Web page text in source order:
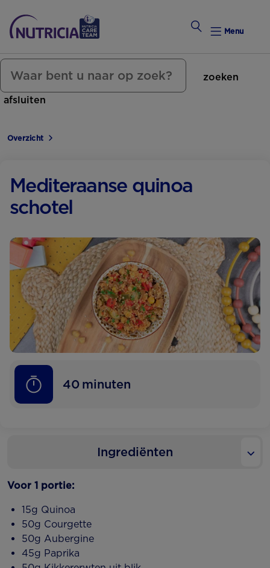
Zwanger Worden
Menu
zoeken
afsluiten
Overzicht
Mediteraanse quinoa
schotel
40 minuten
Ingrediënten
Voor 1 portie:
15g Quinoa
50g Courgette
50g Aubergine
45g Paprika